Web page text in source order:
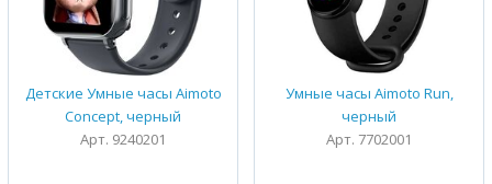
Детские Умные часы Aimoto
Concept, черный
Арт. 9240201
Умные часы Aimoto Run,
черный
Арт. 7702001